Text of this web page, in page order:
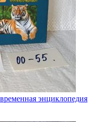
энциклопедия